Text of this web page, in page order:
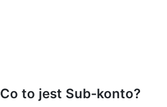
Co to jest Sub-konto?